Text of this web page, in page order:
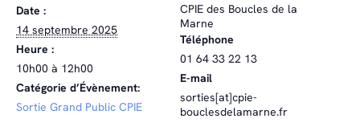
Date :
14 septembre 2025
Heure :
10h00 à 12h00
Catégorie d’Évènement:
Sortie Grand Public CPIE
CPIE des Boucles de la
Marne
Téléphone
01 64 33 22 13
E-mail
sorties[at]cpie-
bouclesdelamarne.fr